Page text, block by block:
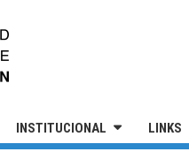
INSTITUCIONAL LINKS